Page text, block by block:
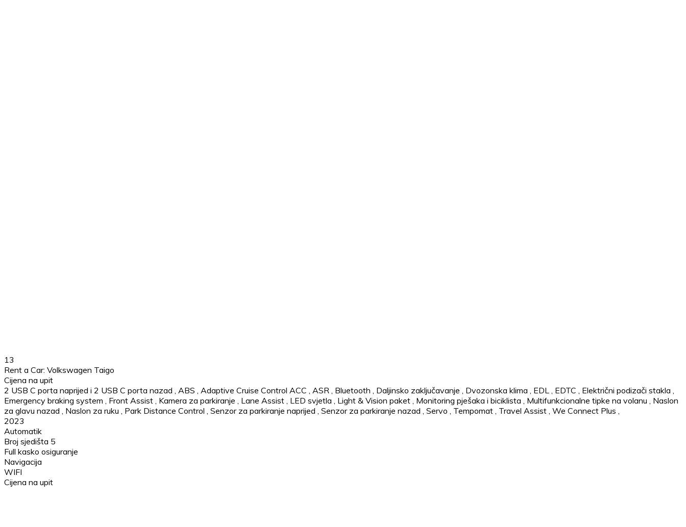
13
Rent a Car: Volkswagen Taigo
Cijena na upit
2 USB C porta naprijed i 2 USB C porta nazad
ABS Adaptive Cruise Control ACC ASR Bluetooth Daljinsko zaključavanje Dvozonska klima EDL EDTC Električni podizači stakla
Emergency braking system
Front Assist Kamera za parkiranje Lane Assist LED svjetla Light & Vision paket Monitoring pješaka i biciklista Multifunkcionalne tipke na volanu
Naslon
za glavu nazad
Naslon za ruku Park Distance Control Senzor za parkiranje naprijed Senzor za parkiranje nazad Servo Tempomat Travel Assist We Connect Plus
2023
Automatik
Broj sjedišta 5
Full kasko osiguranje
Navigacija
WIFI
Cijena na upit